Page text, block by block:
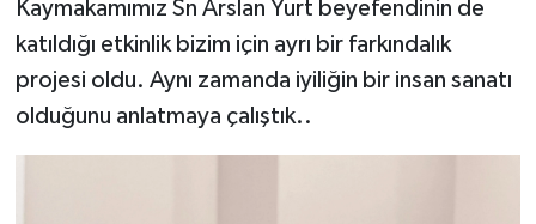
Kaymakamımız Sn Arslan Yurt beyefendinin de
katıldığı etkinlik bizim için ayrı bir farkındalık
projesi oldu. Aynı zamanda iyiliğin bir insan sanatı
olduğunu anlatmaya çalıştık..